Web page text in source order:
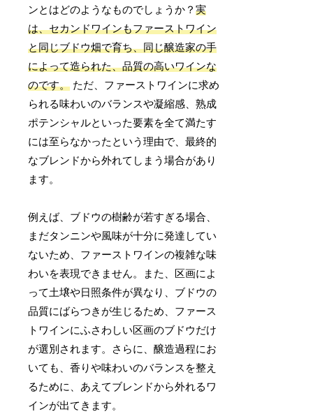
ンとはどのようなものでしょうか？実
は、セカンドワインもファーストワイン
と同じブドウ畑で育ち、同じ醸造家の手
によって造られた、品質の高いワインな
のです。 ただ、ファーストワインに求め
られる味わいのバランスや凝縮感、熟成
ポテンシャルといった要素を全て満たす
には至らなかったという理由で、最終的
なブレンドから外れてしまう場合があり
ます。
例えば、ブドウの樹齢が若すぎる場合、
まだタンニンや風味が十分に発達してい
ないため、ファーストワインの複雑な味
わいを表現できません。また、区画によ
って土壌や日照条件が異なり、ブドウの
品質にばらつきが生じるため、ファース
トワインにふさわしい区画のブドウだけ
が選別されます。さらに、醸造過程にお
いても、香りや味わいのバランスを整え
るために、あえてブレンドから外れるワ
インが出てきます。